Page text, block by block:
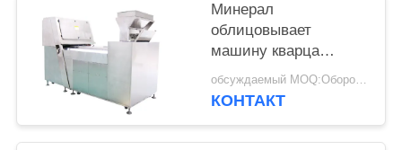
Минерал
облицовывает
машину кварца
сортируя с 54
миллиона датчиком
обсуждаемый MOQ:Оборотный
КОНТАКТ